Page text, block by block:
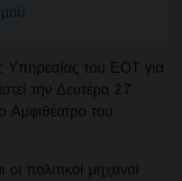
Υπηρεσίας του ΕΟΤ για
την Δευτέρα 27
Αμφιθέατρο του
πολιτικοί μηχανοί